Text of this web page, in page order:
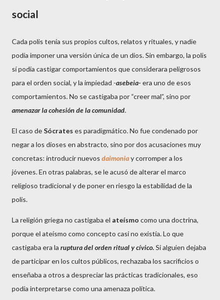
social
Cada polis tenía sus propios cultos, relatos y rituales, y nadie
podía imponer una versión única de un dios. Sin embargo, la polis
sí podía castigar comportamientos que considerara peligrosos
para el orden social, y la impiedad -asebeia- era uno de esos
comportamientos. No se castigaba por “creer mal”, sino por
amenazar la cohesión de la comunidad.
El caso deSócrates es paradigmático. No fue condenado por
negar a los dioses en abstracto, sino por dos acusaciones muy
concretas: introducir nuevos daimoniay corromper a los
jóvenes. En otras palabras, se le acusó de alterar el marco
religioso tradicional y de poner en riesgo la estabilidad de la
polis.
La religión griega no castigaba el ateísmo como una doctrina,
porque el ateísmo como concepto casi no existía. Lo que
castigaba era la ruptura del orden ritual y cívico.Si alguien dejaba
de participar en los cultos públicos, rechazaba los sacrificios o
enseñaba a otros a despreciar las prácticas tradicionales, eso
podía interpretarse como una amenaza política.